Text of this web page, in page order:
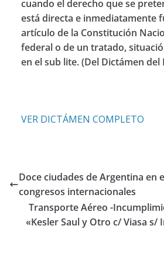
cuando el derecho que se
está directa e inmediatamente
artículo de la Constitución
federal o de un tratado,
en el sub lite. (Del Dictámen
VER DICTÁMEN COMPLETO
Doce ciudades de Argentina en
congresos internacionales
Transporte Aéreo -
«Kesler Saul y Otro c/ Viasa